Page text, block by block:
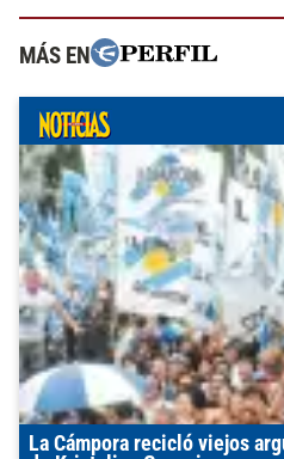
MÁS EN
La Cámpora recicló viejos